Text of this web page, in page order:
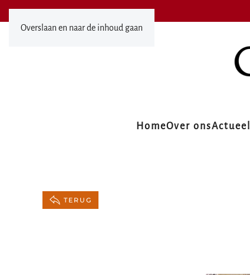
Overslaan en naar de inhoud gaan
HomeOver onsActueel
TERUG